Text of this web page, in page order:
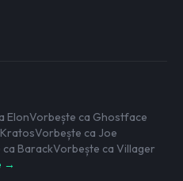
ElonVorbește ca Ghostface
Vorbește ca Joe
BarackVorbește ca Villager
→